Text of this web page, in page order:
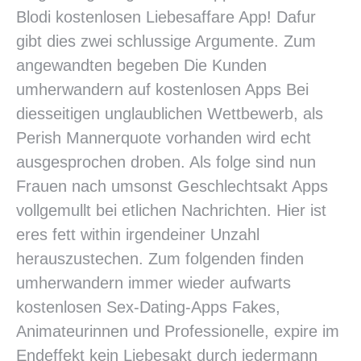
Blodi kostenlosen Liebesaffare App! Dafur
gibt dies zwei schlussige Argumente. Zum
angewandten begeben Die Kunden
umherwandern auf kostenlosen Apps Bei
diesseitigen unglaublichen Wettbewerb, als
Perish Mannerquote vorhanden wird echt
ausgesprochen droben. Als folge sind nun
Frauen nach umsonst Geschlechtsakt Apps
vollgemullt bei etlichen Nachrichten. Hier ist
eres fett within irgendeiner Unzahl
herauszustechen. Zum folgenden finden
umherwandern immer wieder aufwarts
kostenlosen Sex-Dating-Apps Fakes,
Animateurinnen und Professionelle, expire im
Endeffekt kein Liebesakt durch jedermann